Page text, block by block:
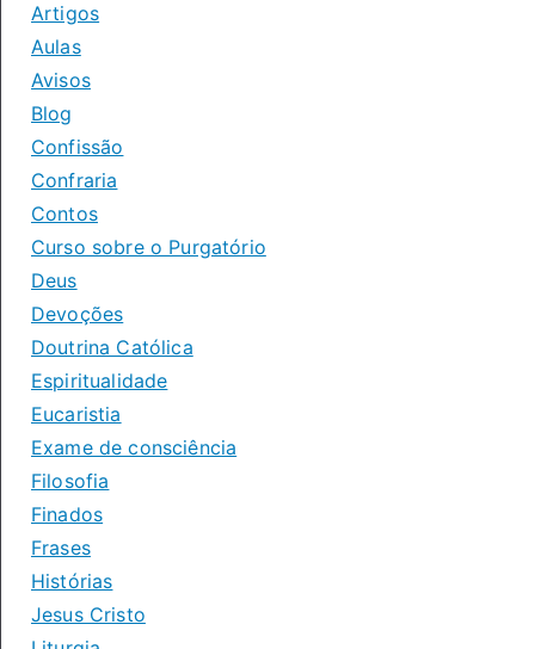
Artigos
Aulas
Avisos
Blog
Confissão
Confraria
Contos
Curso sobre o Purgatório
Deus
Devoções
Doutrina Católica
Espiritualidade
Eucaristia
Exame de consciência
Filosofia
Finados
Frases
Histórias
Jesus Cristo